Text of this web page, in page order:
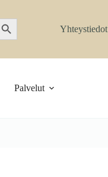
Search Button Yhteystiedot
Palvelut